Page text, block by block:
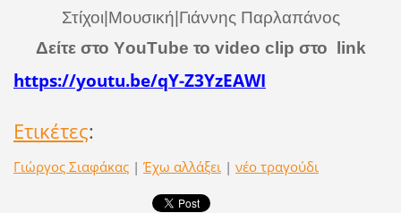
Στίχοι Μουσική |Γιάννης Παρλαπάνος
Δείτε στο ΥouΤube το video clip στο link
https://youtu.be/qY-Z3YzEAWI
Ετικέτες:
Γιώργος Σιαφάκας | Έχω αλλάξει | νέο τραγούδι